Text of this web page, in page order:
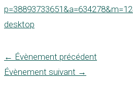
desktop
← Évènement précédent
Évènement suivant →